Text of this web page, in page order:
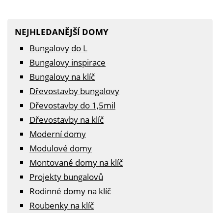
NEJHLEDANĚJŠÍ DOMY
Bungalovy do L
Bungalovy inspirace
Bungalovy na klíč
Dřevostavby bungalovy
Dřevostavby do 1,5mil
Dřevostavby na klíč
Moderní domy
Modulové domy
Montované domy na klíč
Projekty bungalovů
Rodinné domy na klíč
Roubenky na klíč